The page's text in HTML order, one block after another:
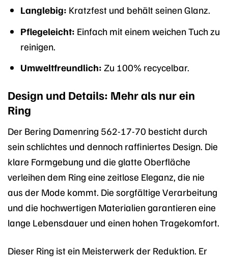
Langlebig: Kratzfest und behält seinen Glanz.
Pflegeleicht: Einfach mit einem weichen Tuch zu
reinigen.
Umweltfreundlich: Zu 100% recycelbar.
Design und Details: Mehr als nur ein
Ring
Der Bering Damenring 562-17-70 besticht durch
sein schlichtes und dennoch raffiniertes Design. Die
klare Formgebung und die glatte Oberfläche
verleihen dem Ring eine zeitlose Eleganz, die nie
aus der Mode kommt. Die sorgfältige Verarbeitung
und die hochwertigen Materialien garantieren eine
lange Lebensdauer und einen hohen Tragekomfort.
Dieser Ring ist ein Meisterwerk der Reduktion. Er